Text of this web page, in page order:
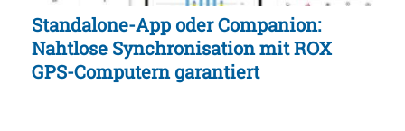
Standalone-App oder Companion:
Nahtlose Synchronisation mit ROX
GPS-Computern garantiert